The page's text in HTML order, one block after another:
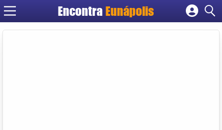
EncontraEunápolis
Cadastrar empresa